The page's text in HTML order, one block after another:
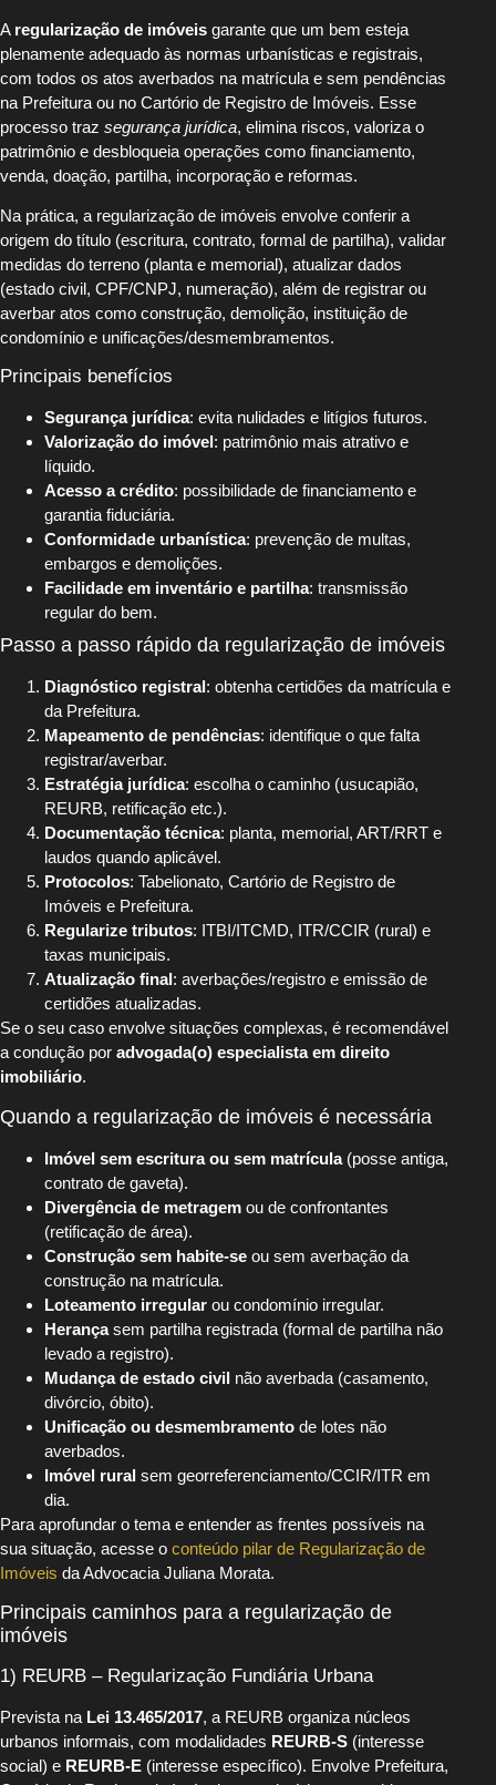
A regularização de imóveis garante que um bem esteja
plenamente adequado às normas urbanísticas e registrais,
com todos os atos averbados na matrícula e sem pendências
na Prefeitura ou no Cartório de Registro de Imóveis. Esse
processo traz segurança jurídica, elimina riscos, valoriza o
patrimônio e desbloqueia operações como financiamento,
venda, doação, partilha, incorporação e reformas.
Na prática, a regularização de imóveis envolve conferir a
origem do título (escritura, contrato, formal de partilha), validar
medidas do terreno (planta e memorial), atualizar dados
(estado civil, CPF/CNPJ, numeração), além de registrar ou
averbar atos como construção, demolição, instituição de
condomínio e unificações/desmembramentos.
Principais benefícios
Segurança jurídica: evita nulidades e litígios futuros.
Valorização do imóvel : patrimônio mais atrativo e
líquido.
Acesso a crédito: possibilidade de financiamento e
garantia fiduciária.
Conformidade urbanística: prevenção de multas,
embargos e demolições.
Facilidade em inventário e partilha: transmissão
regular do bem.
Passo a passo rápido da regularização de imóveis
Diagnóstico registral : obtenha certidões da matrícula e
da Prefeitura.
Mapeamento de pendências: identifique o que falta
registrar/averbar.
Estratégia jurídica: escolha o caminho (usucapião,
REURB, retificação etc.).
Documentação técnica: planta, memorial, ART/RRT e
laudos quando aplicável.
Protocolos: Tabelionato, Cartório de Registro de
Imóveis e Prefeitura.
Regularize tributos: ITBI/ITCMD, ITR/CCIR (rural) e
taxas municipais.
Atualização final : averbações/registro e emissão de
certidões atualizadas.
Se o seu caso envolve situações complexas, é recomendável
a condução por advogada(o) especialista em direito
imobiliário.
Quando a regularização de imóveis é necessária
Imóvel sem escritura ou sem matrícula(posse antiga,
contrato de gaveta).
Divergência de metragem ou de confrontantes
(retificação de área).
Construção sem habite-se ou sem averbação da
construção na matrícula.
Loteamento irregular ou condomínio irregular.
Herançasem partilha registrada (formal de partilha não
levado a registro).
Mudança de estado civil não averbada (casamento,
divórcio, óbito).
Unificação ou desmembramento de lotes não
averbados.
Imóvel rural sem georreferenciamento/CCIR/ITR em
dia.
Para aprofundar o tema e entender as frentes possíveis na
sua situação, acesse o conteúdo pilar de Regularização de
Imóveis da Advocacia Juliana Morata.
Principais caminhos para a regularização de
imóveis
1) REURB – Regularização Fundiária Urbana
Prevista na Lei 13.465/2017, a REURB organiza núcleos
urbanos informais, com modalidades REURB-S (interesse
social) e REURB-E (interesse específico). Envolve Prefeitura,